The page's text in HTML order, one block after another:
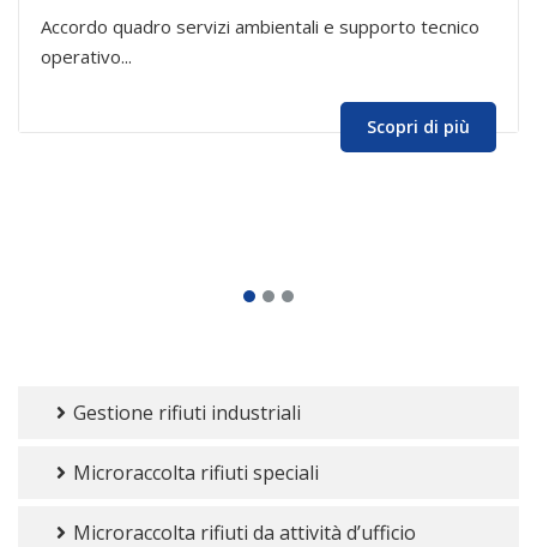
Accordo quadro servizi ambientali e supporto tecnico
operativo...
Scopri di più
Gestione rifiuti industriali
Microraccolta rifiuti speciali
Microraccolta rifiuti da attività d’ufficio